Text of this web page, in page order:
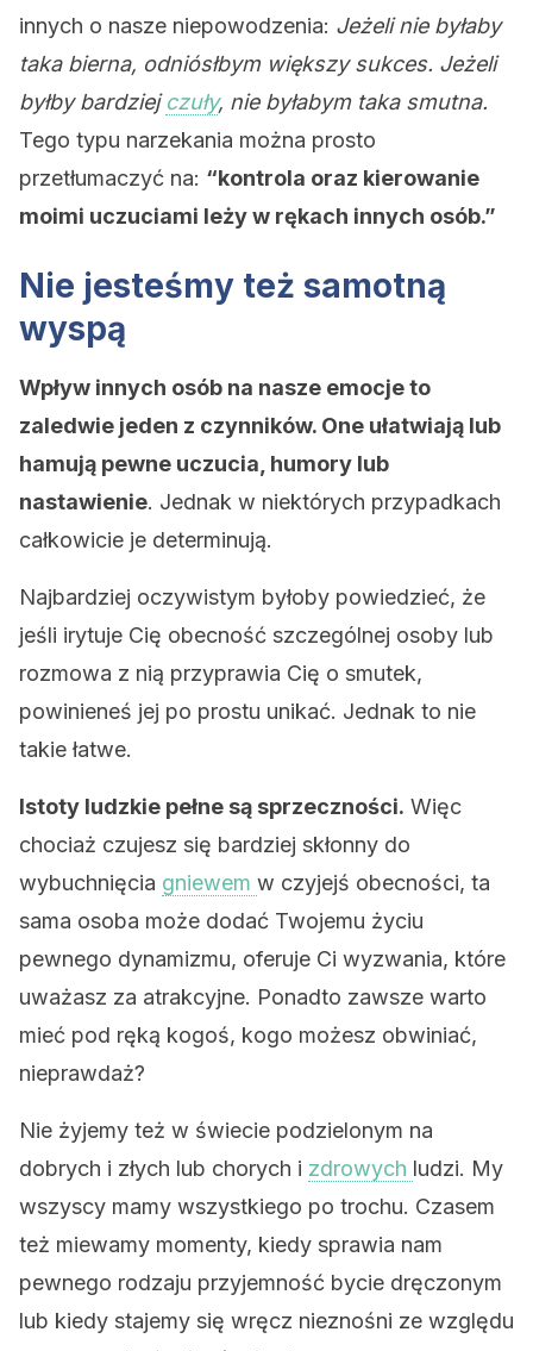
innych o nasze niepowodzenia: Jeżeli nie byłaby
taka bierna, odniósłbym większy sukces. Jeżeli
byłby bardziejczuły, nie byłabym taka smutna.
Tego typu narzekania można prosto
przetłumaczyć na: “kontrola oraz kierowanie
moimi uczuciami leży w rękach innych osób.”
Nie jesteśmy też samotną
wyspą
Wpływ innych osób na nasze emocje to
zaledwie jeden z czynników. One ułatwiają lub
hamują pewne uczucia, humory lub
nastawienie. Jednak w niektórych przypadkach
całkowicie je determinują.
Najbardziej oczywistym byłoby powiedzieć, że
jeśli irytuje Cię obecność szczególnej osoby lub
rozmowa z nią przyprawia Cię o smutek,
powinieneś jej po prostu unikać. Jednak to nie
takie łatwe.
Istoty ludzkie pełne są sprzeczności. Więc
chociaż czujesz się bardziej skłonny do
wybuchnięcia gniewem w czyjejś obecności, ta
sama osoba może dodać Twojemu życiu
pewnego dynamizmu, oferuje Ci wyzwania, które
uważasz za atrakcyjne. Ponadto zawsze warto
mieć pod ręką kogoś, kogo możesz obwiniać,
nieprawdaż?
Nie żyjemy też w świecie podzielonym na
dobrych i złych lub chorych i zdrowych ludzi. My
wszyscy mamy wszystkiego po trochu. Czasem
też miewamy momenty, kiedy sprawia nam
pewnego rodzaju przyjemność bycie dręczonym
lub kiedy stajemy się wręcz nieznośni ze względu